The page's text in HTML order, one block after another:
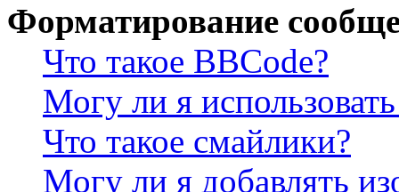
Форматирование
Что такое BBCode?
Могу ли я
Что такое смайлики?
Могу ли я добавлять